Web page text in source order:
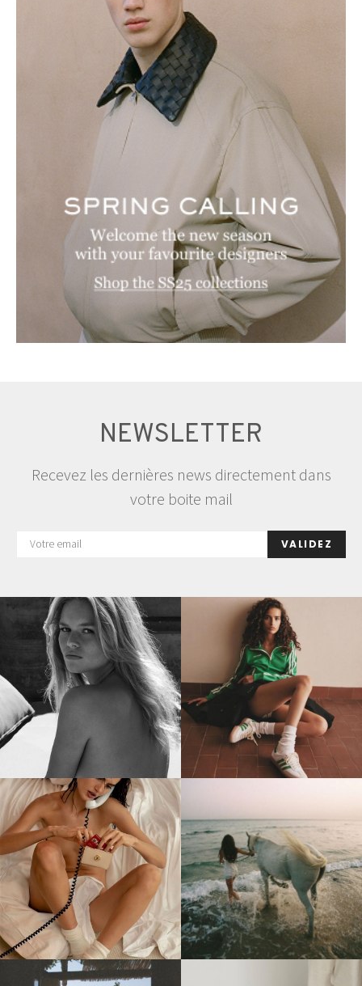
NEWSLETTER
Recevez les dernières news directement dans
votre boite mail
VALIDEZ